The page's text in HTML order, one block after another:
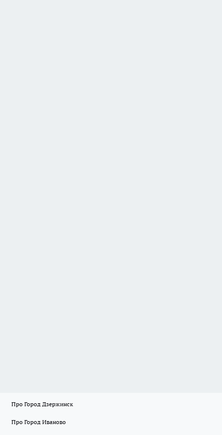
Про Город Дзержинск
Про Город Иваново